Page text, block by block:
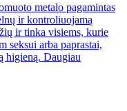
metalo pagamintas
ir kontroliuojamą
ir tinka visiems, kurie
seksui arba paprastai,
higieną. Daugiau